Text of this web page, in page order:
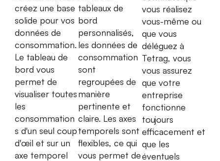
créez une base
solide pour vos
données de
consommation.
Le tableau de
bord vous
permet de
visualiser toutes
les
consommation
s d'un seul coup
d'œil et sur un
axe temporel
tableaux de
bord
personnalisés,
les données de
consommation
sont
regroupées de
manière
pertinente et
claire. Les axes
temporels sont
flexibles, ce qui
vous permet de
vous réalisez
vous-même ou
que vous
déléguez à
Tetrag, vous
vous assurez
que votre
entreprise
fonctionne
toujours
efficacement et
que les
éventuels